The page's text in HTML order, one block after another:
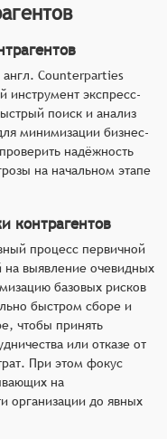
регистрационных
наличия
производств с
неблагонадёжности
частая смена
риска,
спискам и
в режиме
риска за
(до 1–2 минут).
англ. Counterparties
инструмент экспресс-
поиск и анализ
минимизации бизнес-
надёжность
на начальном этапе
контрагентов
процесс первичной
выявление очевидных
базовых рисков
быстром сборе и
чтобы принять
или отказе от
При этом фокус
на
организации до явных